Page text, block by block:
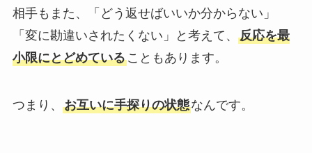
相手もまた、「どう返せばいいか分からない」
「変に勘違いされたくない」と考えて、 反応を最
小限にとどめていることもあります。
つまり、 お互いに手探りの状態なんです。